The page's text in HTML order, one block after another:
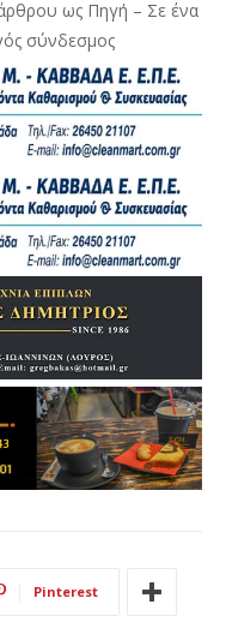
ως Πηγή – Σε ένα
σύνδεσμος
Pinterest